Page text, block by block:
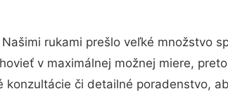
rukami prešlo veľké množstvo
v maximálnej možnej miere,
konzultácie či detailné poradenstvo,